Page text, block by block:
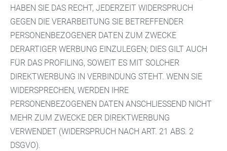
HABEN SIE DAS RECHT, JEDERZEIT WIDERSPRUCH
GEGEN DIE VERARBEITUNG SIE BETREFFENDER
PERSONENBEZOGENER DATEN ZUM ZWECKE
DERARTIGER WERBUNG EINZULEGEN; DIES GILT AUCH
FÜR DAS PROFILING, SOWEIT ES MIT SOLCHER
DIREKTWERBUNG IN VERBINDUNG STEHT. WENN SIE
WIDERSPRECHEN, WERDEN IHRE
PERSONENBEZOGENEN DATEN ANSCHLIESSEND NICHT
MEHR ZUM ZWECKE DER DIREKTWERBUNG
VERWENDET (WIDERSPRUCH NACH ART. 21 ABS. 2
DSGVO).